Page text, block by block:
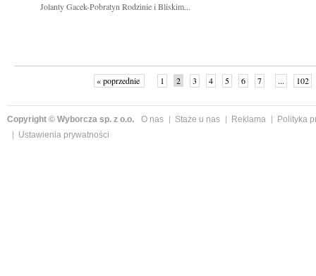
Jolanty Gacek-Pobratyn Rodzinie i Bliskim...
« poprzednie 1 2 3 4 5 6 7 ... 102
Copyright © Wyborcza sp. z o.o. O nas Staże u nas Reklama
Polityka
Ustawienia prywatności